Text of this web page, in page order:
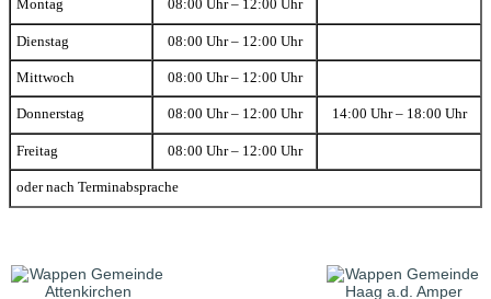
Montag 08:00 Uhr – 12:00 Uhr
Dienstag 08:00 Uhr – 12:00 Uhr
Mittwoch 08:00 Uhr – 12:00 Uhr
Donnerstag 08:00 Uhr – 12:00 Uhr 14:00 Uhr – 18:00 Uhr
Freitag 08:00 Uhr – 12:00 Uhr
oder nach Terminabsprache